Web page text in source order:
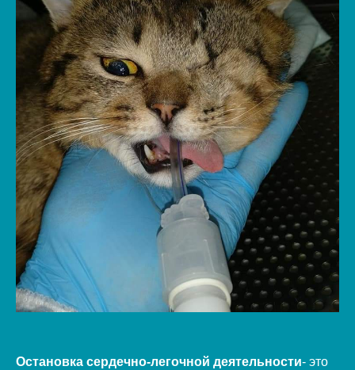
Остановка сердечно-легочной деятельности- это